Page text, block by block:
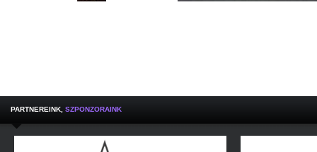
PARTNEREINK, SZPONZORAINK